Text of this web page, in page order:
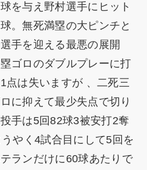
を与え野村選手にヒット
。無死満塁の大ピンチと
手を迎える最悪の展開
ゴロのダブルプレーに打
点は失いますが 、二死三
に抑えて最少失点で切り
手は5回82球3被安打2奪
やく4試合目にして5回を
ランだけに60球あたりで